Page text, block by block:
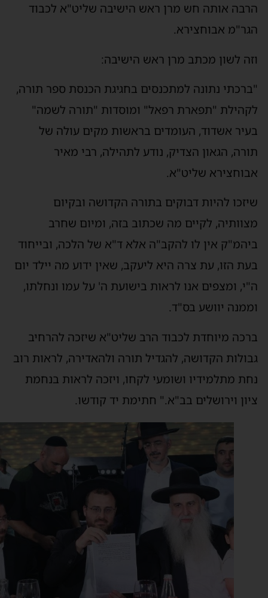
אותה חש מרן ראש הישיבה שליט"א לכבוד
אבוחצירא.
לשון מכתב מרן ראש הישיבה:
נתונה למתכנסים בחגיגת הכנסת ספר תורה,
"תפארת רפאל" ומוסדות "תורה לשמה"
אשדוד, העומדים בראשות מקים עולה של
הגאון הצדיק, נודע לתהילה, רבי מאיר
שליט"א.
להיות דבוקים בתורה הקדושה ובקיום
לקיים מה שכתוב בזה, ומיום שחרב
אין לו להקב"ה אלא ד"א של הלכה, ובייחוד
הזו, עת צרה היא ליעקב, שאין ידוע מה יילד יום
ומצפים אנו לראות בישועת ה' על עמו ונחלתו,
יוושע בס"ד.
מיוחדת לכבוד הרב שליט"א שיזכה להרחיב
הקדושה, להגדיל תורה ולהאדירה, לראות רוב
מתלמידיו ושומעי לקחו, ויזכה לראות בנחמת
וירושלים בב"א." חתימת יד קודשו.